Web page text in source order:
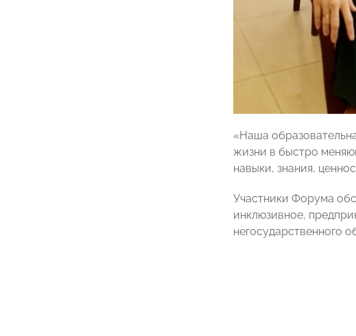
«Наша
жизни в быстро
навыки, знания,
Участники Форума
инклюзивное,
негосударственного